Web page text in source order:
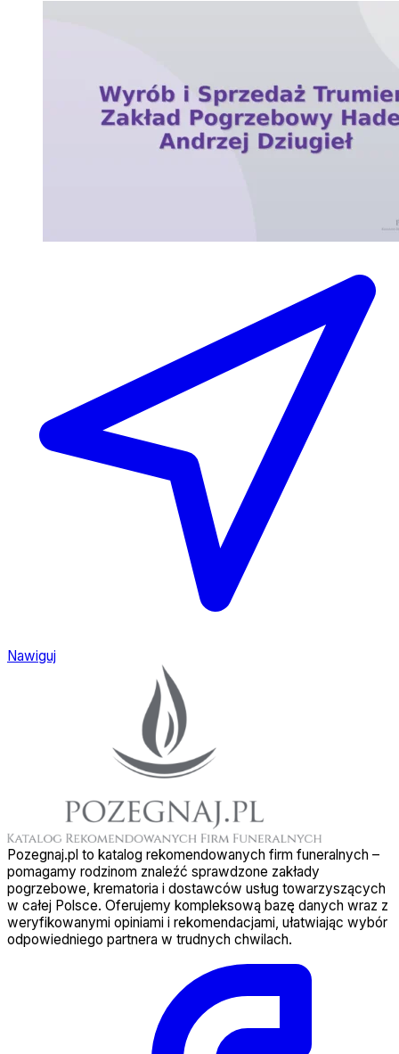
Nawiguj
Pozegnaj.pl to katalog rekomendowanych firm funeralnych –
pomagamy rodzinom znaleźć sprawdzone zakłady
pogrzebowe, krematoria i dostawców usług towarzyszących
w całej Polsce. Oferujemy kompleksową bazę danych wraz z
weryfikowanymi opiniami i rekomendacjami, ułatwiając wybór
odpowiedniego partnera w trudnych chwilach.